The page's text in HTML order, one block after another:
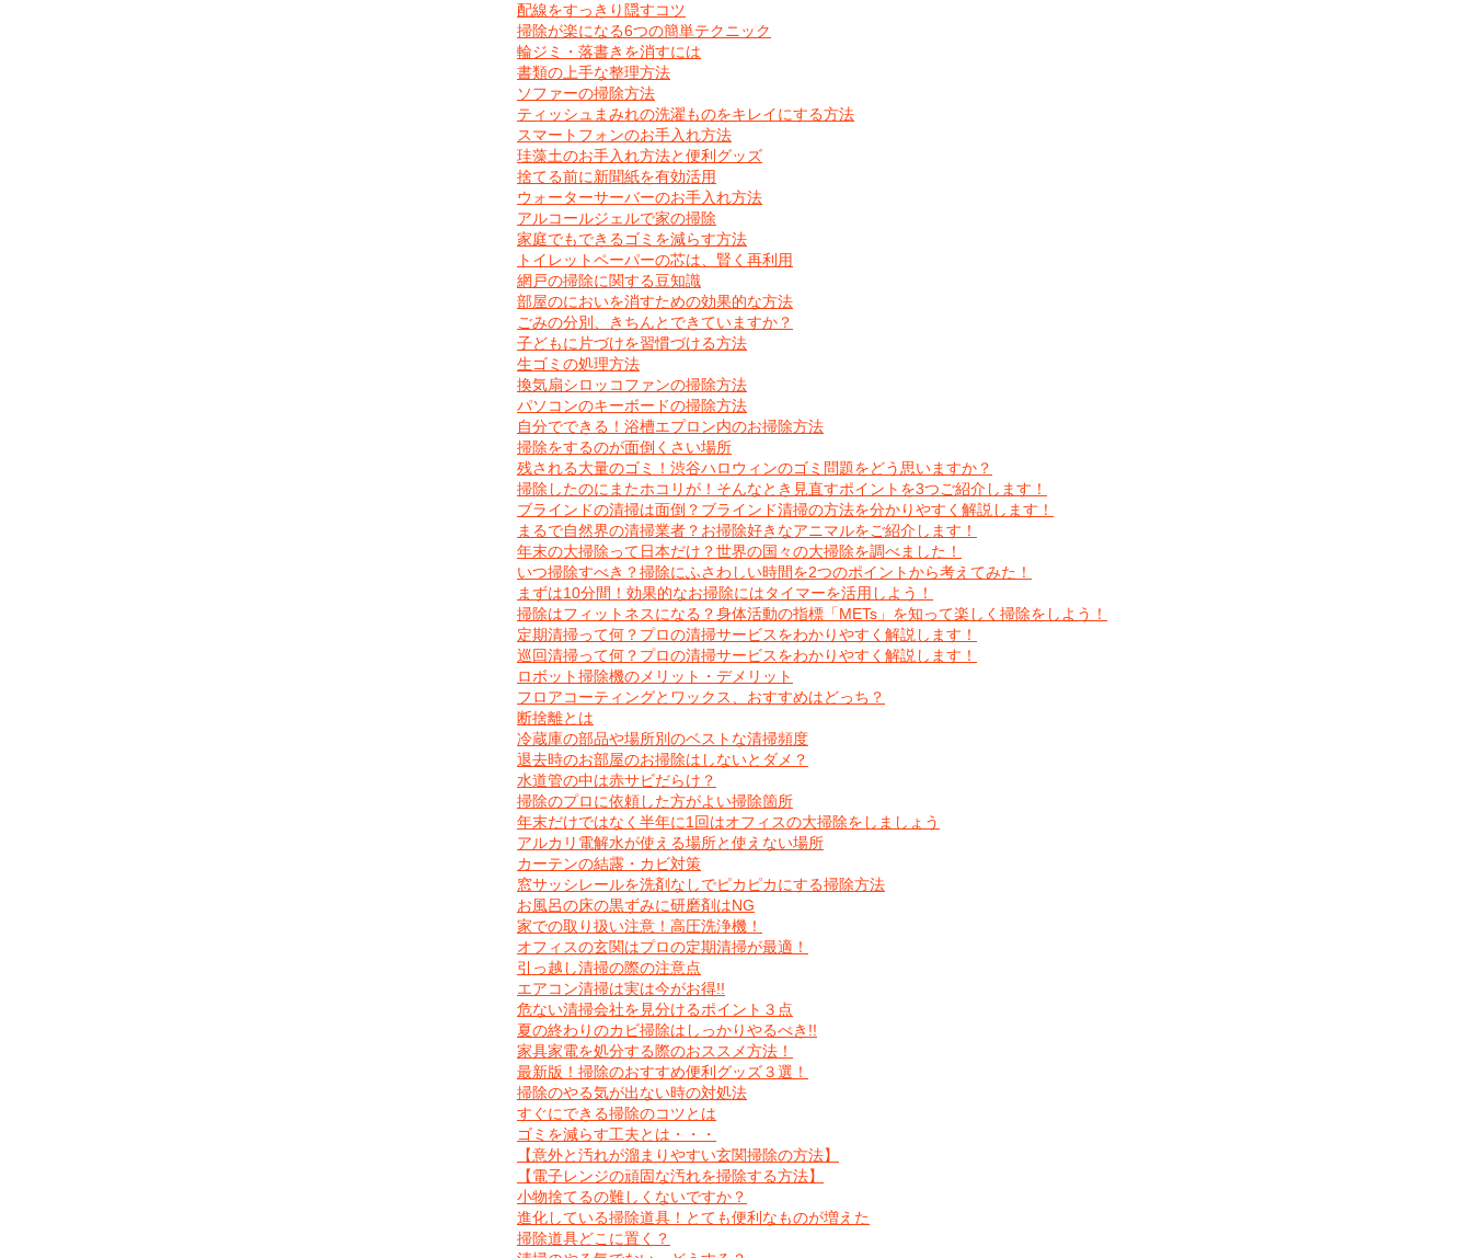
配線をすっきり隠すコツ
掃除が楽になる6つの簡単テクニック
輪ジミ・落書きを消すには
書類の上手な整理方法
ソファーの掃除方法
ティッシュまみれの洗濯ものをキレイにする方法
スマートフォンのお手入れ方法
珪藻土のお手入れ方法と便利グッズ
捨てる前に新聞紙を有効活用
ウォーターサーバーのお手入れ方法
アルコールジェルで家の掃除
家庭でもできるゴミを減らす方法
トイレットペーパーの芯は、賢く再利用
網戸の掃除に関する豆知識
部屋のにおいを消すための効果的な方法
ごみの分別、きちんとできていますか？
子どもに片づけを習慣づける方法
生ゴミの処理方法
換気扇シロッコファンの掃除方法
パソコンのキーボードの掃除方法
自分でできる！浴槽エプロン内のお掃除方法
掃除をするのが面倒くさい場所
残される大量のゴミ！渋谷ハロウィンのゴミ問題をどう思いますか？
掃除したのにまたホコリが！そんなとき見直すポイントを3つご紹介します！
ブラインドの清掃は面倒？ブラインド清掃の方法を分かりやすく解説します！
まるで自然界の清掃業者？お掃除好きなアニマルをご紹介します！
年末の大掃除って日本だけ？世界の国々の大掃除を調べました！
いつ掃除すべき？掃除にふさわしい時間を2つのポイントから考えてみた！
まずは10分間！効果的なお掃除にはタイマーを活用しよう！
掃除はフィットネスになる？身体活動の指標「METs」を知って楽しく掃除をしよう！
定期清掃って何？プロの清掃サービスをわかりやすく解説します！
巡回清掃って何？プロの清掃サービスをわかりやすく解説します！
ロボット掃除機のメリット・デメリット
フロアコーティングとワックス、おすすめはどっち？
断捨離とは
冷蔵庫の部品や場所別のベストな清掃頻度
退去時のお部屋のお掃除はしないとダメ？
水道管の中は赤サビだらけ？
掃除のプロに依頼した方がよい掃除箇所
年末だけではなく半年に1回はオフィスの大掃除をしましょう
アルカリ電解水が使える場所と使えない場所
カーテンの結露・カビ対策
窓サッシレールを洗剤なしでピカピカにする掃除方法
お風呂の床の黒ずみに研磨剤はNG
家での取り扱い注意！高圧洗浄機！
オフィスの玄関はプロの定期清掃が最適！
引っ越し清掃の際の注意点
エアコン清掃は実は今がお得!!
危ない清掃会社を見分けるポイント３点
夏の終わりのカビ掃除はしっかりやるべき!!
家具家電を処分する際のおススメ方法！
最新版！掃除のおすすめ便利グッズ３選！
掃除のやる気が出ない時の対処法
すぐにできる掃除のコツとは
ゴミを減らす工夫とは・・・
【意外と汚れが溜まりやすい玄関掃除の方法】
【電子レンジの頑固な汚れを掃除する方法】
小物捨てるの難しくないですか？
進化している掃除道具！とても便利なものが増えた
掃除道具どこに置く？